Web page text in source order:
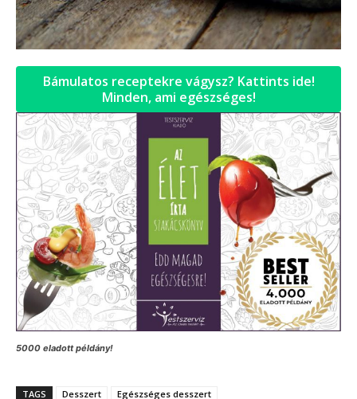
Bámulatos receptekre vágysz? Kattints ide!
Minden, ami egészséges!
5000 eladott példány!
TAGS Desszert Egészséges desszert